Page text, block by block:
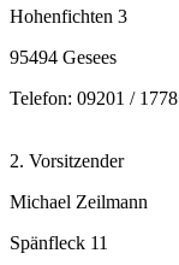
Hohenfichten 3
95494 Gesees
Telefon: 09201 / 1778
2. Vorsitzender
Michael Zeilmann
Spänfleck 11